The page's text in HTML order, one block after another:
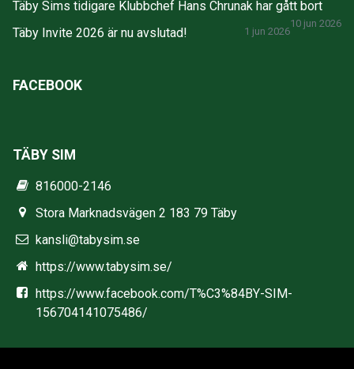
Täby Sims tidigare Klubbchef Hans Chrunak har gått bort
10 jun 2026
Täby Invite 2026 är nu avslutad! 1 jun 2026
FACEBOOK
TÄBY SIM
816000-2146
Stora Marknadsvägen 2 183 79 Täby
kansli@tabysim.se
https://www.tabysim.se/
https://www.facebook.com/T%C3%84BY-SIM-
156704141075486/